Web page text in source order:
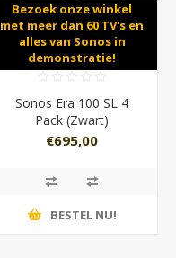
Bezoek onze winkel
met meer dan 60 TV's en
alles van Sonos in
demonstratie!
Sonos Era 100 SL 4
Pack (Zwart)
€695,00
BESTEL NU!